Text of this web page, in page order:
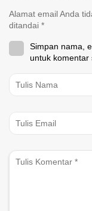
Alamat email Anda
ditandai *
Simpan nama,
untuk komentar